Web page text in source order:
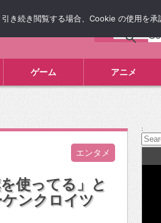
ゲーム アニメ
エンタメ
使ってる」と
ンクロイツ
:
き続き閲覧する場合、Cookie の使用を承